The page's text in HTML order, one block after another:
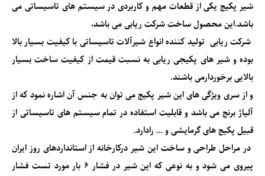
شیر پکیجیکی از قطعات مهم و کاربردی در سیستم های تاسیساتی می
باشد.این محصول ساخت شرکت ریابی می باشد،
شرکت ریابی تولید کننده انواع شیرآلات تاسیساتی با کیفیت بسیار بالا
بوده و شیر های پکیجی ریابی به نسبت قیمت از کیفیت ساخت بسیار
بالایی برخوردارمی باشند.
و از سری ویژگی های این شیر پکیج می توان به جنس آن اشاره نمود که از
آلیاژ برنج می باشد و قابلیت استفاده در تمام سیستم های تاسیساتی از
قبیل پکیج هایگرمایشیو … رادارد.
در مراحل طراحی و ساخت این شیر درکارخانه از استانداردهای روز ایران
پیروی می شود و به نوعی که این شیر در فشار 6 بار مورد تست فشار